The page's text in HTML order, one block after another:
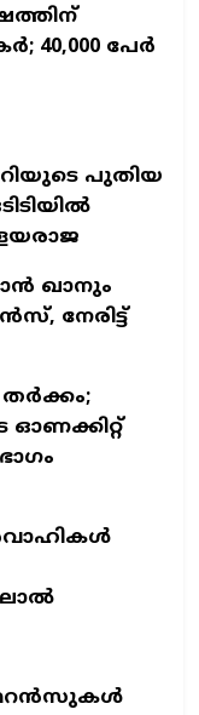
40,000 പേര്‍
പുതിയ
ഖാനും
നേരിട്ട്
ഓണക്കിറ്റ്